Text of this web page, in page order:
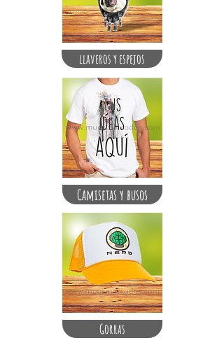
llaveros y espejos
Camisetas y busos
Gorras